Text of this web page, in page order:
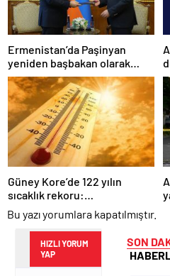
Ermenistan’da Paşinyan
yeniden başbakan olarak
atandı
Güney Kore’de 122 yılın
sıcaklık rekoru:
Termometreler 38,8 dereceyi
gösterdi
Bu yazı yorumlara kapatılmıştır.
HIZLI YORUM
YAP
SON